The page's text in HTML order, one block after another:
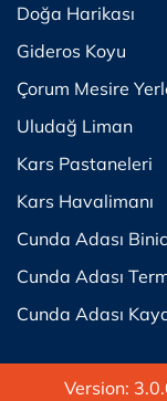
Doğa Harikası
Gideros Koyu
Çorum Mesire
Uludağ Liman
Kars Pastaneleri
Kars Havalimanı
Cunda Adası
Cunda Adası
Cunda Adası
Version: